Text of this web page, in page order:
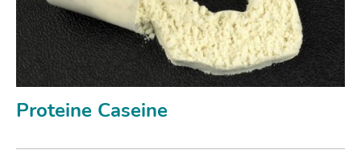
Proteine Caseine